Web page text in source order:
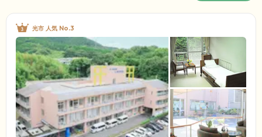
光市 人気 No.3